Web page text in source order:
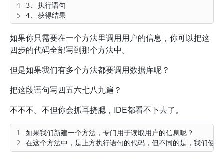
4
5
如果你只需要在一个方法里调用用户的信息，你可以把这
四步的代码全部写到那个方法中。
但是如果我们有多个方法都要调用数据库呢？
把这段语句写四五六七八九遍？
不不不。不但你会抓耳挠腮，IDE都看不下去了。
1
2